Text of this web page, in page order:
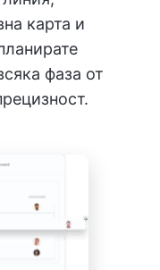
карта и
фаза от